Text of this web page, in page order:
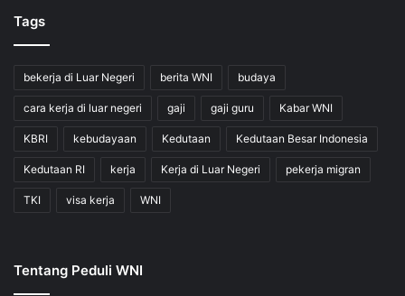
Tags
bekerja di Luar Negeri berita WNI budaya
cara kerja di luar negeri gaji gaji guru Kabar WNI
KBRI kebudayaan Kedutaan Kedutaan Besar Indonesia
Kedutaan RI kerja Kerja di Luar Negeri pekerja migran
TKI visa kerja WNI
Tentang Peduli WNI